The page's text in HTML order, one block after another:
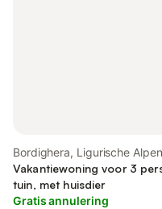
Bordighera, Ligurische Alpen
Vakantiewoning voor 3
tuin, met huisdier
Gratis annulering